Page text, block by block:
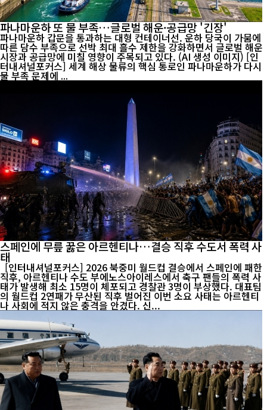
파나마운하 또 물 부족…글로벌 해운·공급망 '긴장'
파나마운하 갑문을 통과하는 대형 컨테이너선. 운하 당국이 가뭄에
따른 담수 부족으로 선박 최대 흘수 제한을 강화하면서 글로벌 해운
시장과 공급망에 미칠 영향이 주목되고 있다. (AI 생성 이미지) [인
터내셔널포커스] 세계 해상 물류의 핵심 통로인 파나마운하가 다시
물 부족 문제에 ...
스페인에 무릎 꿇은 아르헨티나…결승 직후 수도서 폭력 사
태
[인터내셔널포커스] 2026 북중미 월드컵 결승에서 스페인에 패한
직후, 아르헨티나 수도 부에노스아이레스에서 축구 팬들의 폭력 사
태가 발생해 최소 15명이 체포되고 경찰관 3명이 부상했다. 대표팀
의 월드컵 2연패가 무산된 직후 벌어진 이번 소요 사태는 아르헨티
나 사회에 적지 않은 충격을 안겼다. 신...